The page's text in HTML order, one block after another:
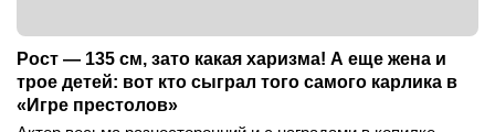
Рост — 135 см, зато какая харизма! А еще жена и
трое детей: вот кто сыграл того самого карлика в
«Игре престолов»